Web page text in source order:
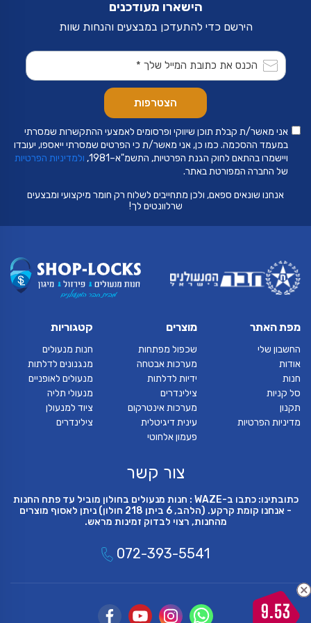
הישארו מעודכנים
הירשם כדי להתעדכן במבצעים והנחות שוות
אני מאשר/ת קבלת תוכן שיווקי ופרסומים לאמצעי ההתקשרות שמסרתי
במעמד ההסכמה. כמו כן, אני מאשר/ת כי הפרטים שמסרתי ייאספו, יעובדו
ויישמרו בהתאם לחוק הגנת הפרטיות, התשמ"א–1981,
ולמדיניות הפרטיות
של החברה המפורטת באתר.
אנחנו שונאים ספאם, ולכן מתחייבים לשלוח רק חומר מיקצועי ומבצעים
שרלוונטים לך!
מפת האתר
החשבון שלי
אודות
חנות
סל קניות
תקנון
מדיניות הפרטיות
מוצרים
שכפול מפתחות
מערכות אבטחה
ידיות לדלתות
צילינדרים
מערכות אינטרקום
עינית דיגיטלית
פעמון אלחוטי
קטגוריות
חנות מנעולים
מנגנונים לדלתות
מנעולים לאופניים
מנעולי תליה
ציוד למנעולן
צילינדרים
צור קשר
כתובתינו: כתבו ב-WAZE : חנות מנעולים בחולון מוביל עד פתח החנות
- אנחנו קומת קרקע. (הלהב, 6 ביתן 218 חולון) ניתן לאסוף מוצרים
מהחנות, רצוי לבדוק זמינות מראש.
072-393-5541
9.53